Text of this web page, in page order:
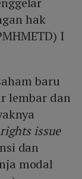
hak
I
baru
lembar dan
rights issue
dan
modal